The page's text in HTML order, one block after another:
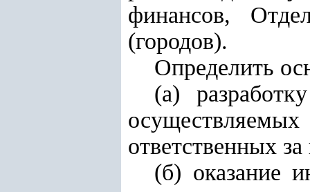
финансов,
(городов).
Определить
(а)
ответственных
(б) оказание